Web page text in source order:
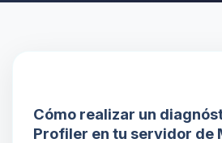
Cómo realizar un
Profiler en tu servidor de